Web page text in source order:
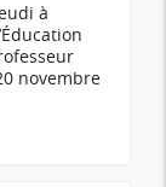
à
novembre